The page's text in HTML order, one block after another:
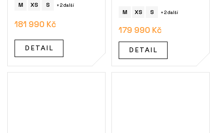
M XS S + 2 další
181 990 Kč
DETAIL
M XS S + 2 další
179 990 Kč
DETAIL